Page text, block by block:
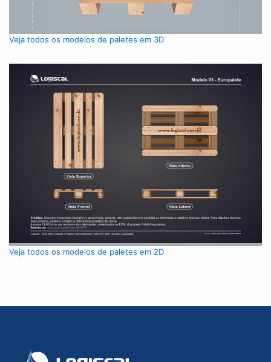
Veja todos os modelos de paletes em 3D
Veja todos os modelos de paletes em 2D